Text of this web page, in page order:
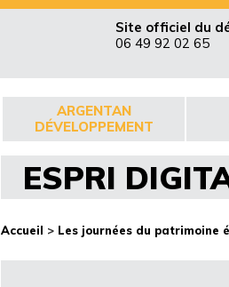
Site officiel du
06 49 92 02 65
ARGENTAN
DÉVELOPPEMENT
ESPRI
Accueil > Les journées du patrimoine